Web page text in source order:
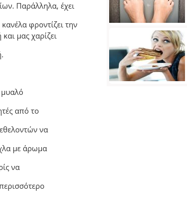
Παράλληλα, έχει
φροντίζει την
μας χαρίζει
μυαλό
από το
να
με άρωμα
να